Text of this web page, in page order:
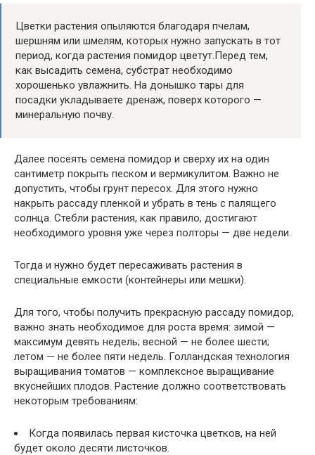
Цветки растения опыляются благодаря пчелам,
шершням или шмелям, которых нужно запускать в тот
период, когда растения помидор цветут.Перед тем,
как высадить семена, субстрат необходимо
хорошенько увлажнить. На донышко тары для
посадки укладываете дренаж, поверх которого —
минеральную почву.
Далее посеять семена помидор и сверху их на один
сантиметр покрыть песком и вермикулитом. Важно не
допустить, чтобы грунт пересох. Для этого нужно
накрыть рассаду пленкой и убрать в тень с палящего
солнца. Стебли растения, как правило, достигают
необходимого уровня уже через полторы — две недели.
Тогда и нужно будет пересаживать растения в
специальные емкости (контейнеры или мешки).
Для того, чтобы получить прекрасную рассаду помидор,
важно знать необходимое для роста время: зимой —
максимум девять недель; весной — не более шести;
летом — не более пяти недель. Голландская технология
выращивания томатов — комплексное выращивание
вкуснейших плодов. Растение должно соответствовать
некоторым требованиям:
Когда появилась первая кисточка цветков, на ней
будет около десяти листочков.